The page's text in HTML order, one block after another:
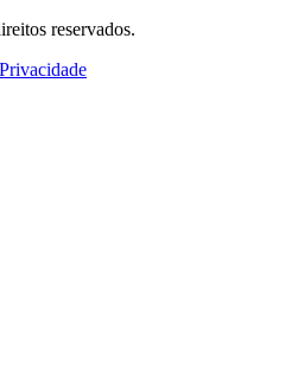
reservados.